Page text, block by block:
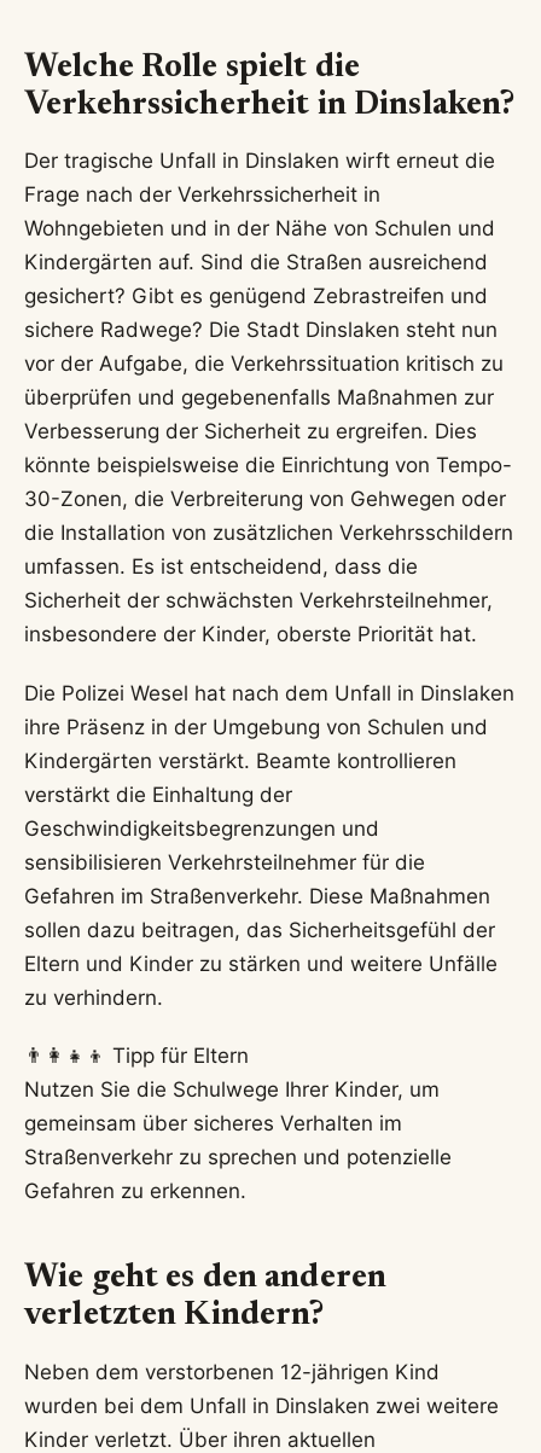
Welche Rolle spielt die
Verkehrssicherheit in Dinslaken?
Der tragische Unfall in Dinslaken wirft erneut die
Frage nach der Verkehrssicherheit in
Wohngebieten und in der Nähe von Schulen und
Kindergärten auf. Sind die Straßen ausreichend
gesichert? Gibt es genügend Zebrastreifen und
sichere Radwege? Die Stadt Dinslaken steht nun
vor der Aufgabe, die Verkehrssituation kritisch zu
überprüfen und gegebenenfalls Maßnahmen zur
Verbesserung der Sicherheit zu ergreifen. Dies
könnte beispielsweise die Einrichtung von Tempo-
30-Zonen, die Verbreiterung von Gehwegen oder
die Installation von zusätzlichen Verkehrsschildern
umfassen. Es ist entscheidend, dass die
Sicherheit der schwächsten Verkehrsteilnehmer,
insbesondere der Kinder, oberste Priorität hat.
Die Polizei Wesel hat nach dem Unfall in Dinslaken
ihre Präsenz in der Umgebung von Schulen und
Kindergärten verstärkt. Beamte kontrollieren
verstärkt die Einhaltung der
Geschwindigkeitsbegrenzungen und
sensibilisieren Verkehrsteilnehmer für die
Gefahren im Straßenverkehr. Diese Maßnahmen
sollen dazu beitragen, das Sicherheitsgefühl der
Eltern und Kinder zu stärken und weitere Unfälle
zu verhindern.
👨‍👩‍👧‍👦 Tipp für Eltern
Nutzen Sie die Schulwege Ihrer Kinder, um
gemeinsam über sicheres Verhalten im
Straßenverkehr zu sprechen und potenzielle
Gefahren zu erkennen.
Wie geht es den anderen
verletzten Kindern?
Neben dem verstorbenen 12-jährigen Kind
wurden bei dem Unfall in Dinslaken zwei weitere
Kinder verletzt. Über ihren aktuellen